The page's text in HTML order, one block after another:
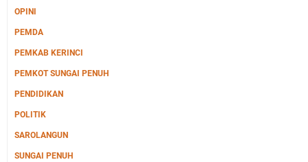
OPINI
PEMDA
PEMKAB KERINCI
PEMKOT SUNGAI PENUH
PENDIDIKAN
POLITIK
SAROLANGUN
SUNGAI PENUH